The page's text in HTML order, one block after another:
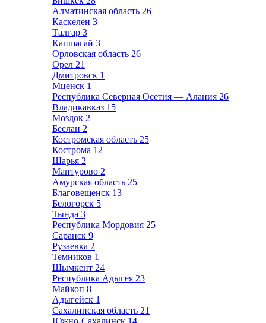
Алматинская область 26
Каскелен 3
Талгар 3
Капшагай 3
Орловская область 26
Орел 21
Дмитровск 1
Мценск 1
Республика Северная Осетия — Алания 26
Владикавказ 15
Моздок 2
Беслан 2
Костромская область 25
Кострома 12
Шарья 2
Мантурово 2
Амурская область 25
Благовещенск 13
Белогорск 5
Тында 3
Республика Мордовия 25
Саранск 9
Рузаевка 2
Темников 1
Шымкент 24
Республика Адыгея 23
Майкоп 8
Адыгейск 1
Сахалинская область 21
Южно-Сахалинск 14